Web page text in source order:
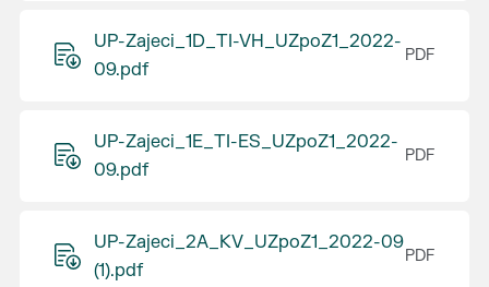
UP-Zajeci_1D_TI-VH_UZpoZ1_2022-
09.pdf
UP-Zajeci_1E_TI-ES_UZpoZ1_2022-
09.pdf
UP-Zajeci_2A_KV_UZpoZ1_2022-09
(1).pdf